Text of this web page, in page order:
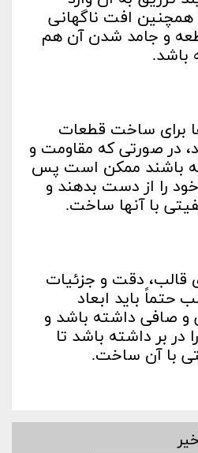
افت ناگهانی
و جامد شدن آن هم
باشد.
برای ساخت قطعات
در صورتی که مقاومت و
باشند ممکن است پس
را از دست بدهند و
با آنها ساخت.
قالب، دقت و جزئیات
حتماً باید ابعاد
صافی داشته باشد و
بر داشته باشد تا
با آن ساخت.